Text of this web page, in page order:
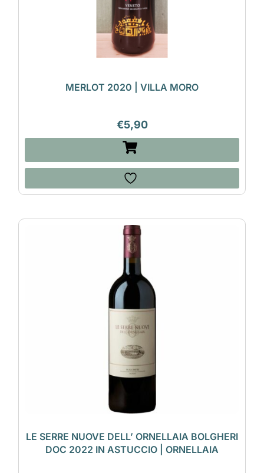
MERLOT 2020 | VILLA MORO
€5,90
LE SERRE NUOVE DELL’ ORNELLAIA BOLGHERI
DOC 2022 IN ASTUCCIO | ORNELLAIA